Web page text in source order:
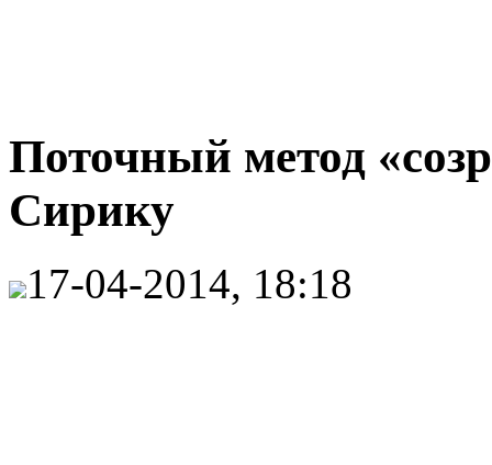
Поточный метод
Сирику
17-04-2014, 18:18